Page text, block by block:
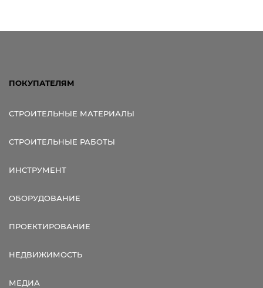
ПОКУПАТЕЛЯМ
СТРОИТЕЛЬНЫЕ МАТЕРИАЛЫ
СТРОИТЕЛЬНЫЕ РАБОТЫ
ИНСТРУМЕНТ
ОБОРУДОВАНИЕ
ПРОЕКТИРОВАНИЕ
НЕДВИЖИМОСТЬ
МЕДИА